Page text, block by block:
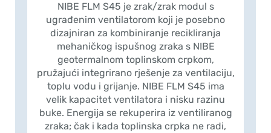
NIBE FLM S45 je zrak/zrak modul s
ugrađenim ventilatorom koji je posebno
dizajniran za kombiniranje recikliranja
mehaničkog ispušnog zraka s NIBE
geotermalnom toplinskom crpkom,
pružajući integrirano rješenje za ventilaciju,
toplu vodu i grijanje. NIBE FLM S45 ima
velik kapacitet ventilatora i nisku razinu
buke. Energija se rekuperira iz ventiliranog
zraka; čak i kada toplinska crpka ne radi,